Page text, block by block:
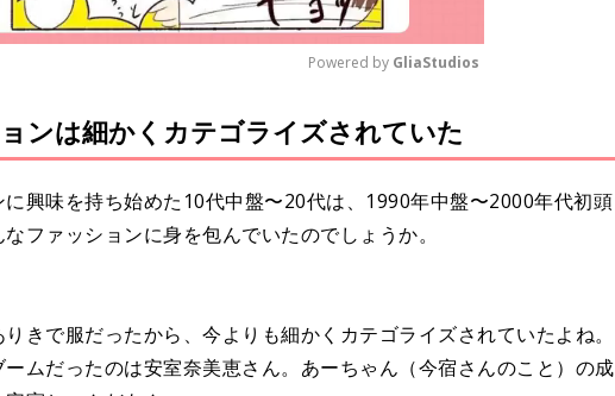
M
u
t
e
Powered by GliaStudios
ンは細かくカテゴライズされていた
興味を持ち始めた10代中盤〜20代は、1990年中盤〜2000年代初頭
ファッションに身を包んでいたのでしょうか。
きで服だったから、今よりも細かくカテゴライズされていたよね。
ムだったのは安室奈美恵さん。あーちゃん（今宿さんのこと）の成